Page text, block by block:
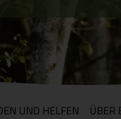
UND HELFEN ÜBER